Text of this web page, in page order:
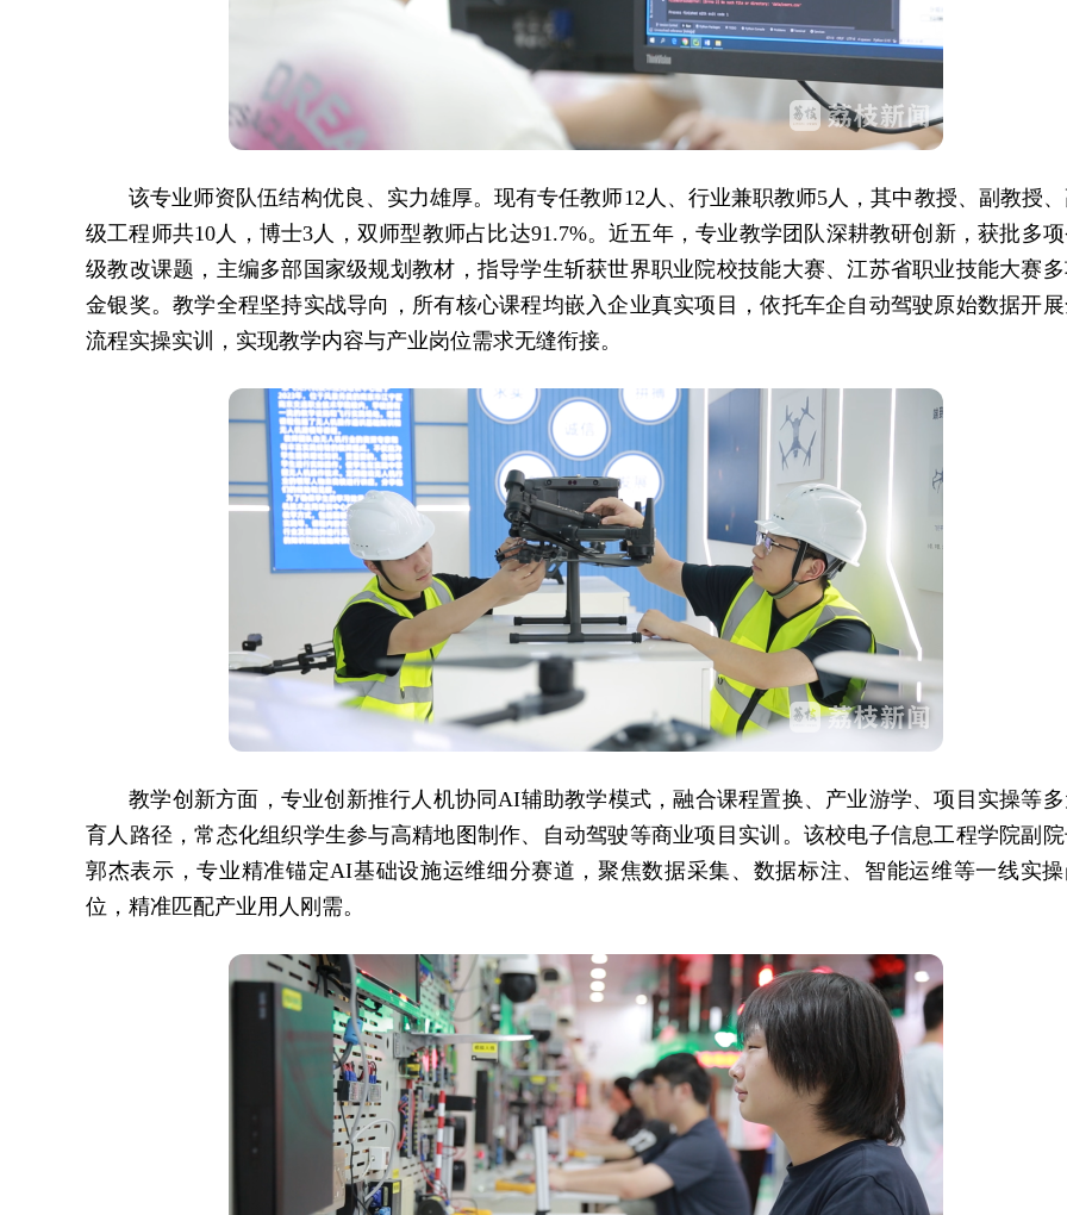
该专业师资队伍结构优良、实力雄厚。现有专任教师12人、行业兼职教师5人，其中教授、副教授
级工程师共10人，博士3人，双师型教师占比达91.7%。近五年，专业教学团队深耕教研创新，获批多
级教改课题，主编多部国家级规划教材，指导学生斩获世界职业院校技能大赛、江苏省职业技能大赛
金银奖。教学全程坚持实战导向，所有核心课程均嵌入企业真实项目，依托车企自动驾驶原始数据开
流程实操实训，实现教学内容与产业岗位需求无缝衔接。
教学创新方面，专业创新推行人机协同AI辅助教学模式，融合课程置换、产业游学、项目实操等
育人路径，常态化组织学生参与高精地图制作、自动驾驶等商业项目实训。该校电子信息工程学院副
郭杰表示，专业精准锚定AI基础设施运维细分赛道，聚焦数据采集、数据标注、智能运维等一线实
位，精准匹配产业用人刚需。